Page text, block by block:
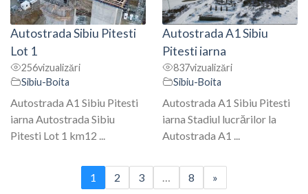
Autostrada Sibiu Pitesti
Lot 1
256vizualizări
Sibiu-Boita
Autostrada A1 Sibiu Pitesti
iarna Autostrada Sibiu
Pitesti Lot 1 km12 ...
Autostrada A1 Sibiu
Pitesti iarna
837vizualizări
Sibiu-Boita
Autostrada A1 Sibiu Pitesti
iarna Stadiul lucrărilor la
Autostrada A1 ...
1 2 3 … 8 »